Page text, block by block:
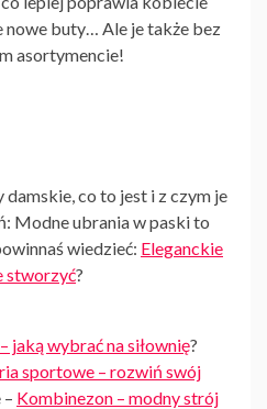
nowe buty… Ale je także bez
asortymencie!
co to jest i z czym je
Modne ubrania w paski to
wiedzieć: Eleganckie
stworzyć?
jaką wybrać na siłownię?
sportowe – rozwiń swój
Kombinezon – modny strój